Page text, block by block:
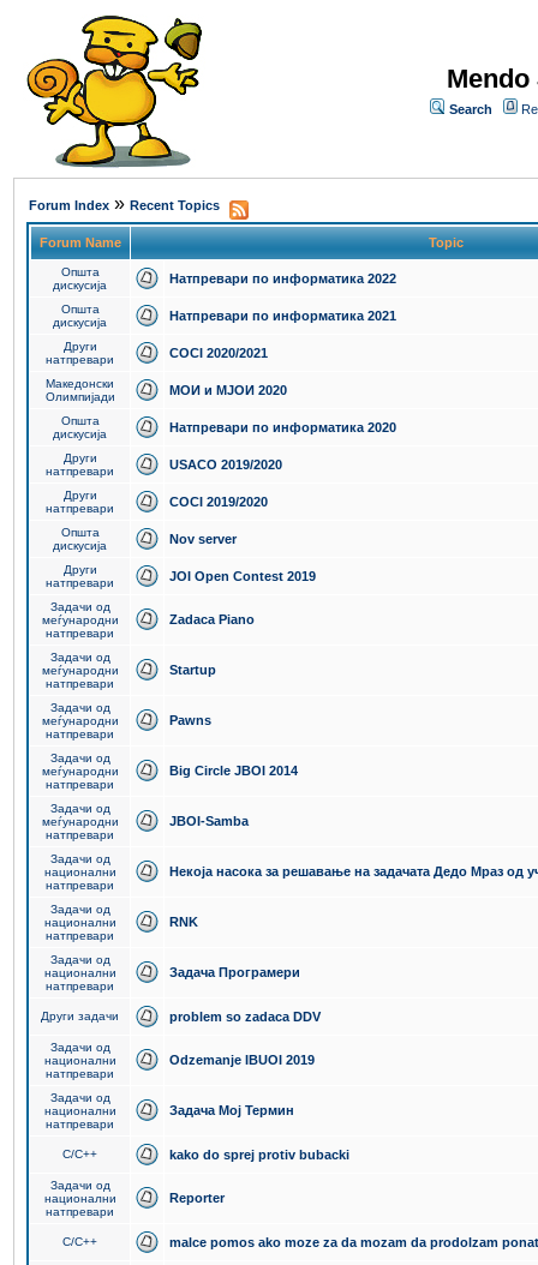
Search
Forum Index » Recent Topics
Forum Name Topic
Општа
дискусија
Натпревари по информатика 2022
Општа
дискусија
Натпревари по информатика 2021
Други
натпревари
COCI 2020/2021
Македонски
Олимпијади
МОИ и МЈОИ 2020
Општа
дискусија
Натпревари по информатика 2020
Други
натпревари
USACO 2019/2020
Други
натпревари
COCI 2019/2020
Општа
дискусија
Nov server
Други
натпревари
JOI Open Contest 2019
Задачи од
меѓународни
натпревари
Zadaca Piano
Задачи од
меѓународни
натпревари
Startup
Задачи од
меѓународни
натпревари
Pawns
Задачи од
меѓународни
натпревари
Big Circle JBOI 2014
Задачи од
меѓународни
натпревари
JBOI-Samba
Задачи од
национални
натпревари
Некоја насока за решавање на задачата Дедо Мраз од
Задачи од
национални
натпревари
RNK
Задачи од
национални
натпревари
Задача Програмери
Други задачи problem so zadaca DDV
Задачи од
национални
натпревари
Odzemanje IBUOI 2019
Задачи од
национални
натпревари
Задача Мој Термин
C/C++ kako do sprej protiv bubacki
Задачи од
национални
натпревари
Reporter
C/C++ malce pomos ako moze za da mozam da prodolzam